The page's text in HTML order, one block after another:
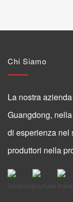
Chi Siamo
La nostra
Guangdong,
di esperienza nel
produttori nella